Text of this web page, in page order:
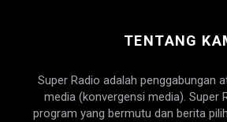
TENTANG
Super Radio adalah penggabungan
media (konvergensi media). Super
program yang bermutu dan berita